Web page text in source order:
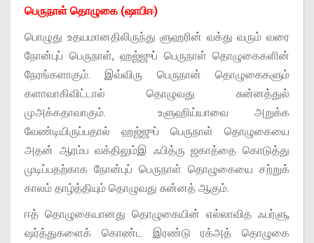
பெருநாள் தொழுகை (ஷாபிஈ)
பொழுது உதயமானதிலிருந்து ளுஹரின் வக்து வரும் வரை
நோன்புப் பெருநாள், ஹஜ்ஜுப் பெருநாள் தொழுகைகளின்
நேரங்களாகும். இவ்விரு பெருநான் தொழுகைகளும்
களாவாகிவிட்டால் தொழுவது சுன்னத்துல்
முஅக்கதாவாகும். உளுஹிய்யாவை அறுக்க
வேண்டியிருப்பதால் ஹஜ்ஜுப் பெருநாள் தொழுகையை
அதன் ஆரம்ப வக்திலும்இ ஃபித்ரு ஜகாத்தை கொடுத்து
முடிப்பதற்காக நோன்புப் பெருநாள் தொழுகையை சற்றுக்
காலம் தாழ்த்தியும் தொழுவது சுன்னத் ஆகும்.
ஈத் தொழுகையானது தொழுகையின் எல்லாவித ஃபர்ளு,
ஷர்த்துகளைக் கொண்ட இரண்டு ரக்அத் தொழுகை